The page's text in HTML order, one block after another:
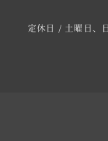
定休日 / 土曜日、